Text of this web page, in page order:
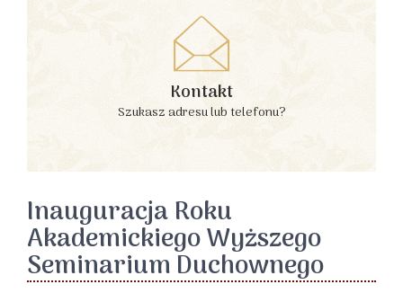
Kontakt
Szukasz adresu lub telefonu?
Inauguracja Roku
Akademickiego Wyższego
Seminarium Duchownego